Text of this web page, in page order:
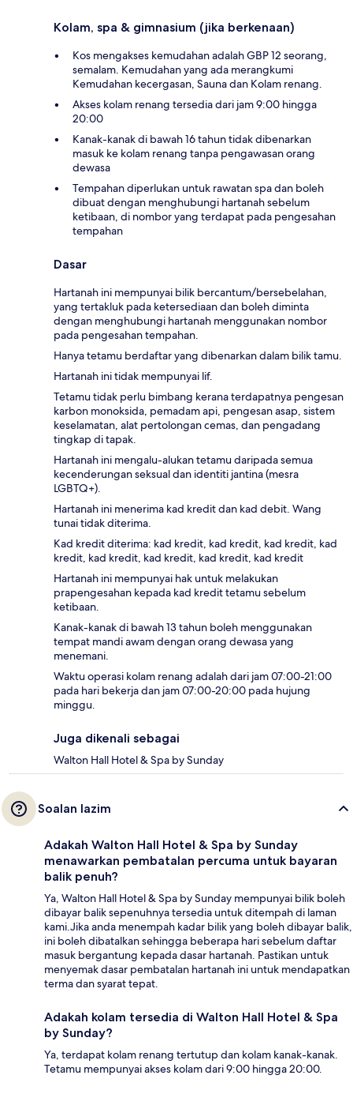
Kolam, spa & gimnasium (jika berkenaan)
Kos mengakses kemudahan adalah GBP 12 seorang,
semalam. Kemudahan yang ada merangkumi
Kemudahan kecergasan, Sauna dan Kolam renang.
Akses kolam renang tersedia dari jam 9:00 hingga
20:00
Kanak-kanak di bawah 16 tahun tidak dibenarkan
masuk ke kolam renang tanpa pengawasan orang
dewasa
Tempahan diperlukan untuk rawatan spa dan boleh
dibuat dengan menghubungi hartanah sebelum
ketibaan, di nombor yang terdapat pada pengesahan
tempahan
Dasar
Hartanah ini mempunyai bilik bercantum/bersebelahan,
yang tertakluk pada ketersediaan dan boleh diminta
dengan menghubungi hartanah menggunakan nombor
pada pengesahan tempahan.
Hanya tetamu berdaftar yang dibenarkan dalam bilik tamu.
Hartanah ini tidak mempunyai lif.
Tetamu tidak perlu bimbang kerana terdapatnya pengesan
karbon monoksida, pemadam api, pengesan asap, sistem
keselamatan, alat pertolongan cemas, dan pengadang
tingkap di tapak.
Hartanah ini mengalu-alukan tetamu daripada semua
kecenderungan seksual dan identiti jantina (mesra
LGBTQ+).
Hartanah ini menerima kad kredit dan kad debit. Wang
tunai tidak diterima.
Kad kredit diterima: kad kredit, kad kredit, kad kredit, kad
kredit, kad kredit, kad kredit, kad kredit, kad kredit
Hartanah ini mempunyai hak untuk melakukan
prapengesahan kepada kad kredit tetamu sebelum
ketibaan.
Kanak-kanak di bawah 13 tahun boleh menggunakan
tempat mandi awam dengan orang dewasa yang
menemani.
Waktu operasi kolam renang adalah dari jam 07:00-21:00
pada hari bekerja dan jam 07:00-20:00 pada hujung
minggu.
Juga dikenali sebagai
Walton Hall Hotel & Spa by Sunday
Soalan lazim
Adakah Walton Hall Hotel & Spa by Sunday
menawarkan pembatalan percuma untuk bayaran
balik penuh?
Ya, Walton Hall Hotel & Spa by Sunday mempunyai bilik boleh
dibayar balik sepenuhnya tersedia untuk ditempah di laman
kami.Jika anda menempah kadar bilik yang boleh dibayar balik,
ini boleh dibatalkan sehingga beberapa hari sebelum daftar
masuk bergantung kepada dasar hartanah. Pastikan untuk
menyemak dasar pembatalan hartanah ini untuk mendapatkan
terma dan syarat tepat.
Adakah kolam tersedia di Walton Hall Hotel & Spa
by Sunday?
Ya, terdapat kolam renang tertutup dan kolam kanak-kanak.
Tetamu mempunyai akses kolam dari 9:00 hingga 20:00.